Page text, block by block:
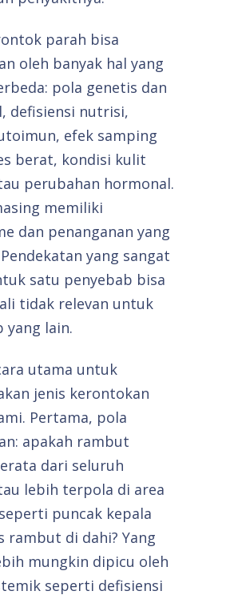
parah bisa
oleh banyak hal yang
pola genetis dan
defisiensi nutrisi,
efek samping
berat, kondisi kulit
perubahan hormonal.
memiliki
dan penanganan yang
yang sangat
satu penyebab bisa
tidak relevan untuk
yang lain.
utama untuk
jenis kerontokan
Pertama, pola
apakah rambut
dari seluruh
lebih terpola di area
puncak kepala
rambut di dahi? Yang
mungkin dipicu oleh
seperti defisiensi